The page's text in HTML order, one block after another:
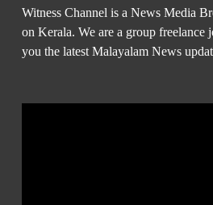
Witness Channel is a News Media
on Kerala. We are a group freelance
you the latest Malayalam News